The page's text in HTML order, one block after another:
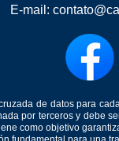
E-mail:
de datos para
por terceros y debe
como objetivo